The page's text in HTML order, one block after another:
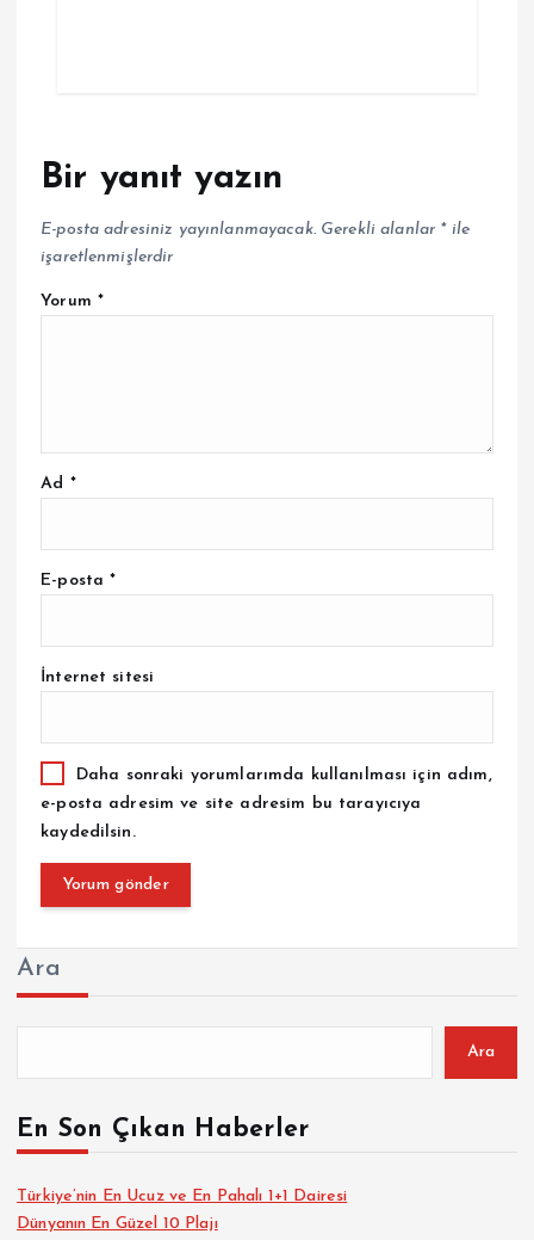
Bir yanıt yazın
E-posta adresiniz yayınlanmayacak. Gerekli alanlar *ile
işaretlenmişlerdir
Yorum *
Ad *
E-posta*
İnternet sitesi
Daha sonraki yorumlarımda kullanılması için adım,
e-posta adresim ve site adresim bu tarayıcıya
kaydedilsin.
Ara
Ara
En Son Çıkan Haberler
Türkiye’nin En Ucuz ve En Pahalı 1+1 Dairesi
Dünyanın En Güzel 10 Plajı